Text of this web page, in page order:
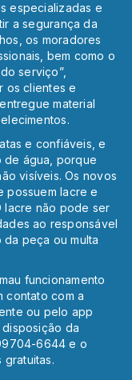
especializadas e
a segurança da
os moradores
bem como o
serviço”,
os clientes e
material
e confiáveis, e
de água, porque
visíveis. Os novos
possuem lacre e
lacre não pode ser
ao responsável
peça ou multa
funcionamento
contato com a
ou pelo app
disposição da
6644 e o